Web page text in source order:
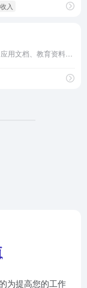
入
为提高您的工作